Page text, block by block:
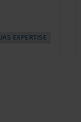
EXPERTISE